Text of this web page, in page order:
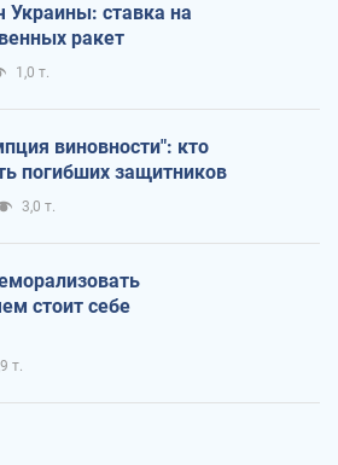
ставка на
ракет
1,0 т.
виновности": кто
погибших защитников
3,0 т.
стоит себе
т.